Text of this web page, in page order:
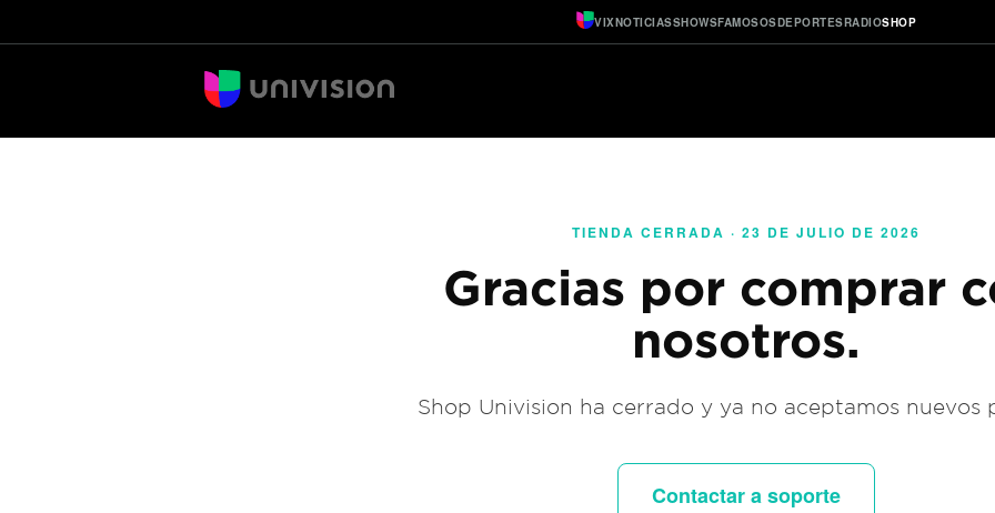
VIXNOTICIASSHOWSFAMOSOSDEPORTESRADIOSHOP
TIENDA CERRADA · 23 DE JULIO DE 2026
Gracias por comprar
nosotros.
Shop Univision ha cerrado y ya no aceptamos nuevos
Contactar a soporte